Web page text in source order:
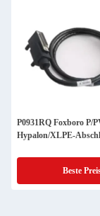
P0931RQ Foxboro P/
Hypalon/XLPE-
Beste